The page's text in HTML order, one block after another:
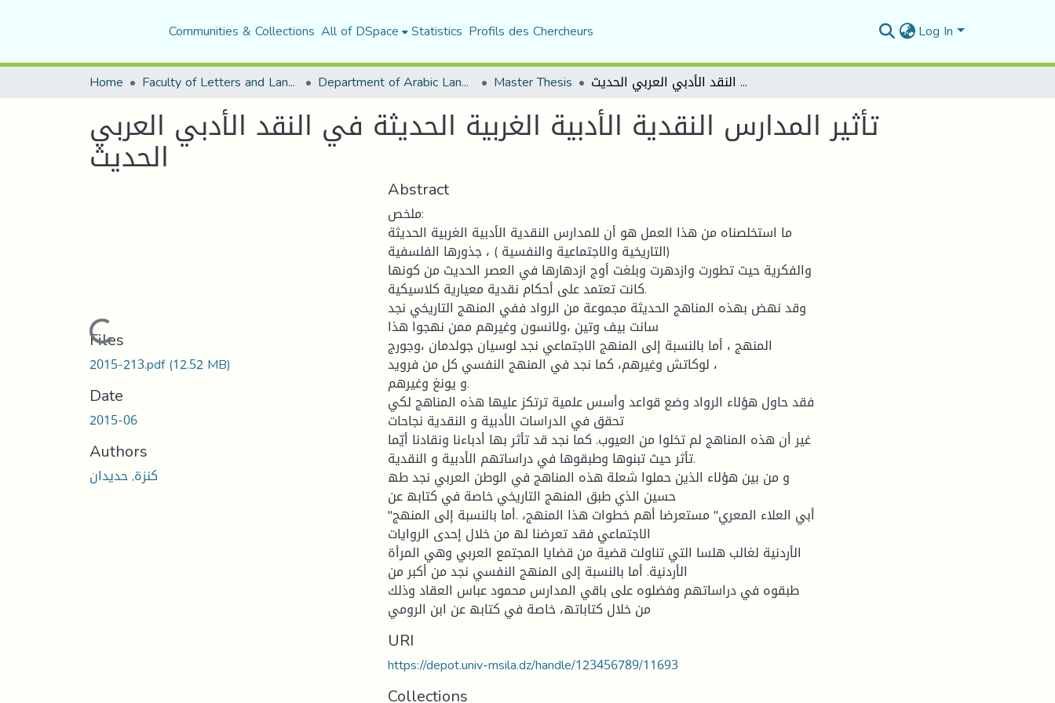
Communities & Collections All of DSpace Statistics Profils des Chercheurs Log In
Home Faculty of Letters and Languages Department of Arabic Language and Literature Master Thesis تأثير المدارس النقدية الأدبية الغربية الحديثة في النقد الأدبي العربي الحديث
تأثير المدارس النقدية الأدبية الغربية الحديثة في النقد الأدبي العربي
الحديث
Loading...
Files
2015-213.pdf(12.52 MB)
Date
2015-06
Authors
كنزة, حديدان
Abstract
ملخص:
ما استخلصناه من ھذا العمل ھو أن للمدارس النقدیة الأدبیة الغربیة الحدیثة
(التاریخیة والاجتماعیة والنفسیة ) ، جذورھا الفلسفیة
والفكریة حیث تطورت وازدھرت وبلغت أوج ازدھارھا في العصر الحدیث من كونھا
كانت تعتمد على أحكام نقدیة معیاریة كلاسیكیة.
وقد نھض بھذه المناھج الحدیثة مجموعة من الرواد ففي المنھج التاریخي نجد
سانت بیف وتین ،ولانسون وغیرھم ممن نھجوا ھذا
المنھج ، أما بالنسبة إلى المنھج الاجتماعي نجد لوسیان جولدمان ،وجورج
لوكاتش وغیرھم، كما نجد في المنھج النفسي كل من فروید ،
و یونغ وغیرھم.
فقد حاول ھؤلاء الرواد وضع قواعد وأسس علمیة ترتكز علیھا ھذه المناھج لكي
تحقق في الدراسات الأدبیة و النقدیة نجاحات
غیر أن ھذه المناھج لم تخلوا من العیوب. كما نجد قد تأثر بھا أدباءنا ونقادنا أیّما
تأثر حیث تبنوھا وطبقوھا في دراساتھم الأدبیة و النقدیة.
و من بین ھؤلاء الذین حملوا شعلة ھذه المناھج في الوطن العربي نجد طھ
حسین الذي طبق المنھج التاریخي خاصة في كتابھ عن
"أبي العلاء المعري" مستعرضا أھم خطوات ھذا المنھج، .أما بالنسبة إلى المنھج
الاجتماعي فقد تعرضنا لھ من خلال إحدى الروایات
الأردنیة لغالب ھلسا التي تناولت قضیة من قضایا المجتمع العربي وھي المرأة
الأردنیة. أما بالنسبة إلى المنھج النفسي نجد من أكبر من
طبقوه في دراساتھم وفضلوه على باقي المدارس محمود عباس العقاد وذلك
من خلال كتاباتھ، خاصة في كتابھ عن ابن الرومي
URI
https://depot.univ-msila.dz/handle/123456789/11693
Collections